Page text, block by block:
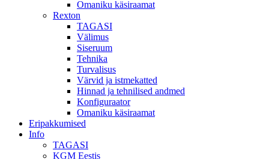
Omaniku käsiraamat
Rexton
TAGASI
Välimus
Siseruum
Tehnika
Turvalisus
Värvid ja istmekatted
Hinnad ja tehnilised andmed
Konfiguraator
Omaniku käsiraamat
Eripakkumised
Info
TAGASI
KGM Eestis